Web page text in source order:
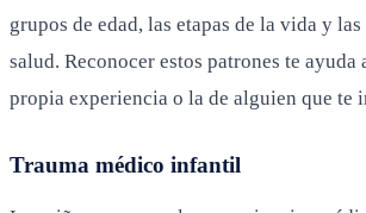
grupos de edad, las etapas de la vida y
salud. Reconocer estos patrones te ayuda
propia experiencia o la de alguien que te
Trauma médico infantil